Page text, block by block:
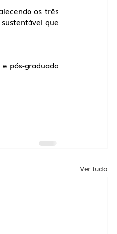
os três
que
pós-graduada
Ver tudo